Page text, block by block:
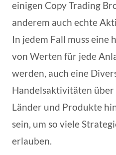
einigen Copy Trading
anderem auch echte
In jedem Fall muss eine
von Werten für jede
werden, auch eine
Handelsaktivitäten
Länder und Produkte
sein, um so viele
erlauben.